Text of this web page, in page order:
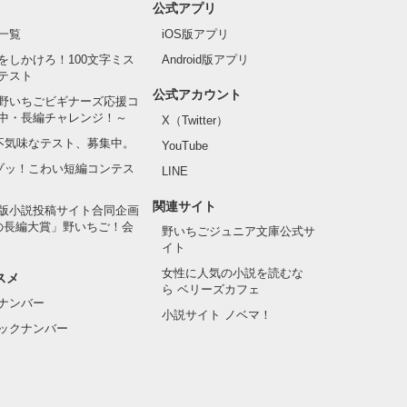
覧
しかけろ！100文字ミス
スト
いちごビギナーズ応援コ
・長編チャレンジ！～
味なテスト、募集中。
ッ！こわい短編コンテス
小説投稿サイト合同企画
長編大賞」野いちご！会
メ
ンバー
クナンバー
公式アプリ
iOS版アプリ
Android版アプリ
公式アカウント
X（Twitter）
YouTube
LINE
関連サイト
野いちごジュニア文庫公式サ
イト
女性に人気の小説を読むな
ら ベリーズカフェ
小説サイト ノベマ！